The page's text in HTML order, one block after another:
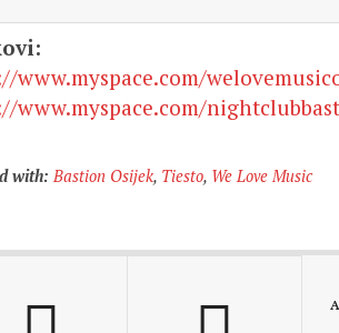
www.myspace.com/
www.myspace.com/
with: Bastion Osijek, Tiesto, We Love Music